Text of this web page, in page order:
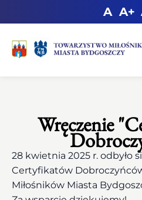
Wręczenie
28 kwietnia 2025 r. odbyło
Certyfikatów
Miłośników Miasta